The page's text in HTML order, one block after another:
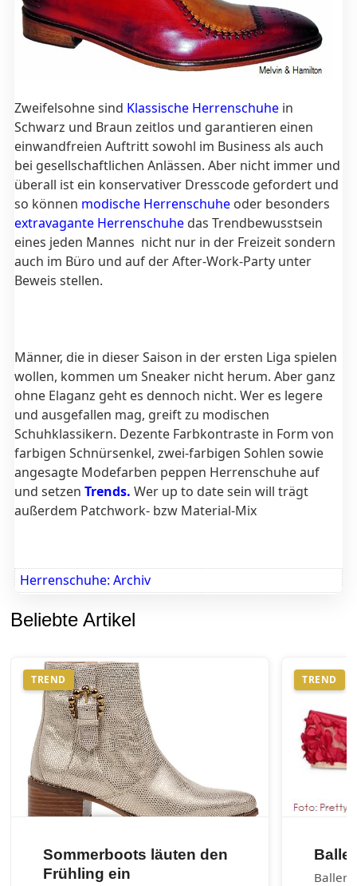
Zweifelsohne sind Klassische Herrenschuhein
Schwarz und Braun zeitlos und garantieren einen
einwandfreien Auftritt sowohl im Business als auch
bei gesellschaftlichen Anlässen. Aber nicht immer und
überall ist ein konservativer Dresscode gefordert und
so können modische Herrenschuheoder besonders
extravagante Herrenschuhedas Trendbewusstsein
eines jeden Mannes nicht nur in der Freizeit sondern
auch im Büro und auf der After-Work-Party unter
Beweis stellen.
Männer, die in dieser Saison in der ersten Liga spielen
wollen, kommen um Sneaker nicht herum. Aber ganz
ohne Elaganz geht es dennoch nicht. Wer es legere
und ausgefallen mag, greift zu modischen
Schuhklassikern. Dezente Farbkontraste in Form von
farbigen Schnürsenkel, zwei-farbigen Sohlen sowie
angesagte Modefarben peppen Herrenschuhe auf
und setzen Trends. Wer up to date sein will trägt
außerdem Patchwork- bzw Material-Mix
Herrenschuhe: Archiv
Beliebte Artikel
TREND
Sommerboots läuten den
Frühling ein
TREND